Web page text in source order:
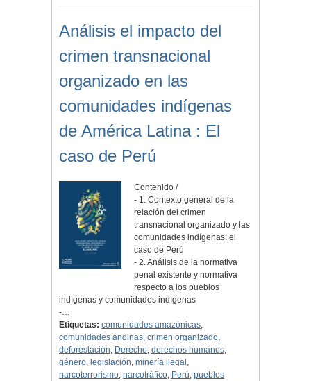
Análisis el impacto del
crimen transnacional
organizado en las
comunidades indígenas
de América Latina : El
caso de Perú
Contenido /
- 1. Contexto general de la
relación del crimen
transnacional organizado y las
comunidades indígenas: el
caso de Perú
- 2. Análisis de la normativa
penal existente y normativa
respecto a los pueblos
indígenas y comunidades indígenas
-…
Etiquetas: comunidades amazónicas,
comunidades andinas, crimen organizado,
deforestación, Derecho, derechos humanos,
género, legislación, minería ilegal ,
narcoterrorismo, narcotráfico, Perú, pueblos